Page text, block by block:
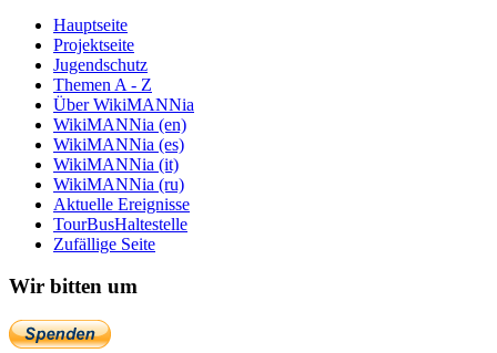
Hauptseite
Projektseite
Jugendschutz
Themen A - Z
Über WikiMANNia
WikiMANNia (en)
WikiMANNia (es)
WikiMANNia (it)
WikiMANNia (ru)
Aktuelle Ereignisse
TourBusHaltestelle
Zufällige Seite
Wir bitten um